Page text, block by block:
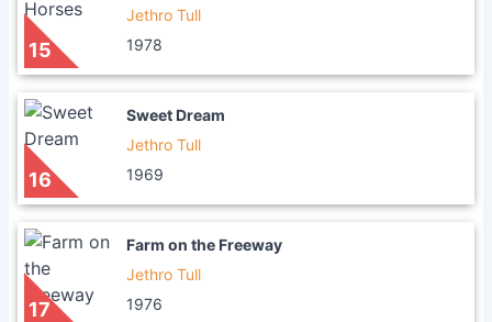
15
Jethro Tull
1978
16
Sweet Dream
Jethro Tull
1969
17
Farm on the Freeway
Jethro Tull
1976